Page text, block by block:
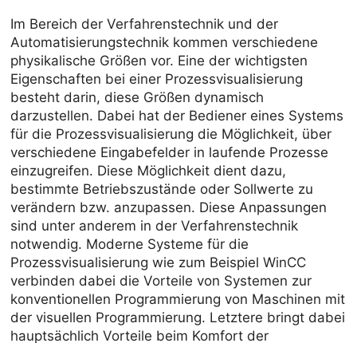
Im Bereich der Verfahrenstechnik und der
Automatisierungstechnik kommen verschiedene
physikalische Größen vor. Eine der wichtigsten
Eigenschaften bei einer Prozessvisualisierung
besteht darin, diese Größen dynamisch
darzustellen. Dabei hat der Bediener eines Systems
für die Prozessvisualisierung die Möglichkeit, über
verschiedene Eingabefelder in laufende Prozesse
einzugreifen. Diese Möglichkeit dient dazu,
bestimmte Betriebszustände oder Sollwerte zu
verändern bzw. anzupassen. Diese Anpassungen
sind unter anderem in der Verfahrenstechnik
notwendig. Moderne Systeme für die
Prozessvisualisierung wie zum Beispiel WinCC
verbinden dabei die Vorteile von Systemen zur
konventionellen Programmierung von Maschinen mit
der visuellen Programmierung. Letztere bringt dabei
hauptsächlich Vorteile beim Komfort der